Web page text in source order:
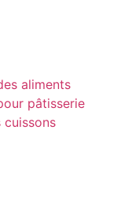
aliments
pâtisserie
cuissons